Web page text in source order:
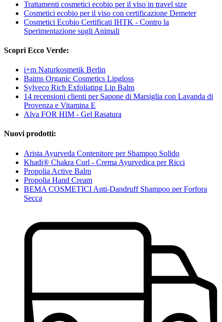
Trattamenti cosmetici ecobio per il viso in travel size
Cosmetici ecobio per il viso con certificazione Demeter
Cosmetici Ecobio Certificati IHTK - Contro la
Sperimentazione sugli Animali
Scopri Ecco Verde:
i+m Naturkosmetik Berlin
Baims Organic Cosmetics Lipgloss
Sylveco Rich Exfoliating Lip Balm
14 recensioni clienti per Sapone di Marsiglia con Lavanda di
Provenza e Vitamina E
Alva FOR HIM - Gel Rasatura
Nuovi prodotti:
Arista Ayurveda Contenitore per Shampoo Solido
Khadi® Chakra Curl - Crema Ayurvedica per Ricci
Propolia Active Balm
Propolia Hand Cream
BEMA COSMETICI Anti-Dandruff Shampoo per Forfora
Secca